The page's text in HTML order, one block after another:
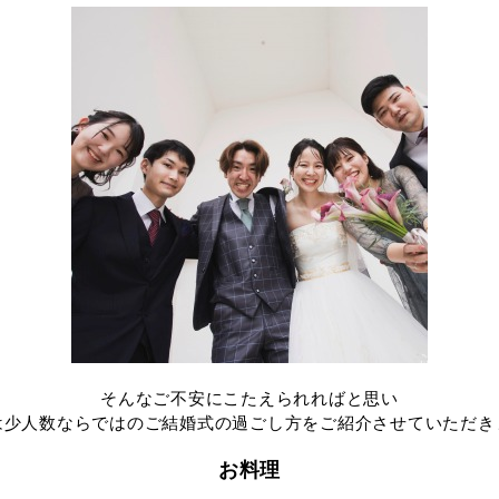
そんなご不安にこたえられればと思い
人数ならではのご結婚式の過ごし方をご紹介させていただ
お料理